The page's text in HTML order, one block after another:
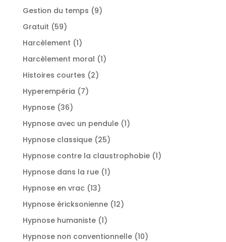
Gestion du temps 99
Gratuit 5959
produits
Harcèlement 11
produit
Harcèlement moral 11
Histoires courtes 22
Hyperempéria 77
Hypnose 3636
Hypnose avec un pendule 11
Hypnose classique 2525
produits
Hypnose contre la claustrophobie 11
Hypnose dans la rue 11
Hypnose en vrac 1313
produits
Hypnose éricksonienne 1212
Hypnose humaniste 11
produit
Hypnose non conventionnelle 1010